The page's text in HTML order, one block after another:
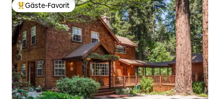
Beliebter Gäste-Favorit.
Gäste-Favorit